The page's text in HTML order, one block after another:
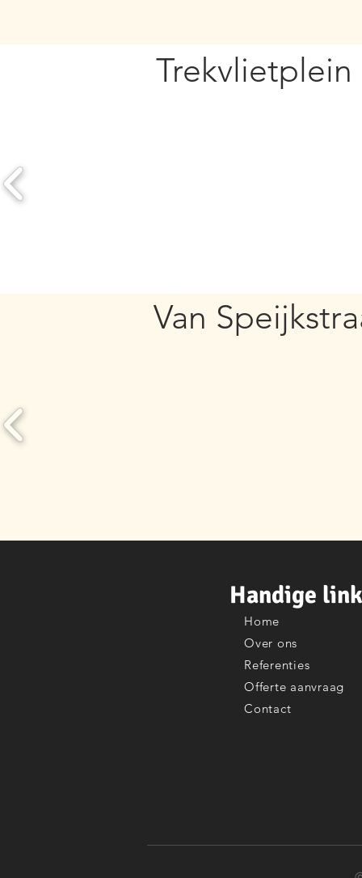
Trekvlietplein
Van
Handige
Home
Over ons
Referenties
Offerte aanvraag
Contact